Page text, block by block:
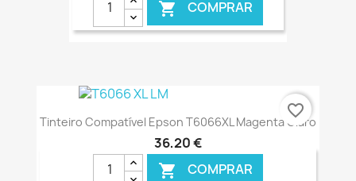
 COMPRAR
Tinteiro Compatível Epson T6066XL Magenta Claro
36,20 €
 COMPRAR
favorite_border